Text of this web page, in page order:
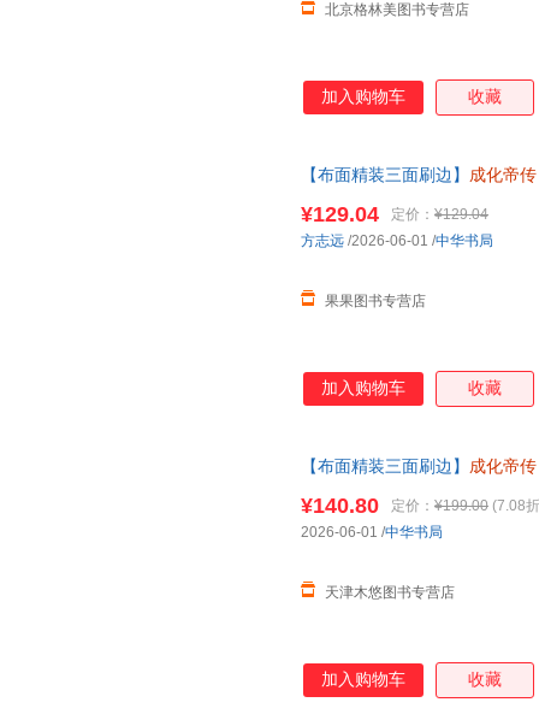
北京格林美图书专营店
加入购物车 收藏
【布面精装三面刷边】 成化帝传
¥129.04 定价： ¥129.04
果果图书专营店
方志远 /2026-06-01 /中华书局
加入购物车 收藏
【布面精装三面刷边】 成化帝传
¥140.80 定价： ¥199.00 (7.08
天津木悠图书专营店
2026-06-01 /中华书局
加入购物车 收藏